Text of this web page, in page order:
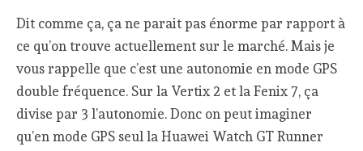
Dit comme ça, ça ne parait pas énorme par rapport à
ce qu’on trouve actuellement sur le marché. Mais je
vous rappelle que c’est une autonomie en mode GPS
double fréquence. Sur la Vertix 2 et la Fenix 7, ça
divise par 3 l’autonomie. Donc on peut imaginer
qu’en mode GPS seul la Huawei Watch GT Runner